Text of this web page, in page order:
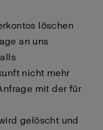
löschen
an uns
nicht mehr
mit der für
gelöscht und